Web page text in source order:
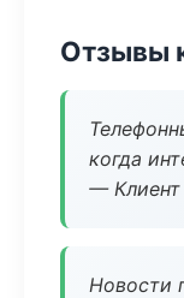
Отзывы
когда
— Клиент
Новости